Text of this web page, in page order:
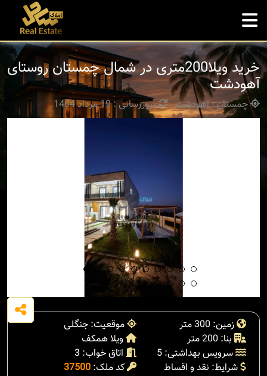
خرید ویلا200متری در شمال چمستان روستای
آهودشت
چمستان - اهودشت بروزرسانی : 19 مرداد 1404
زمین: 300 متر
موقعیت: جنگلی
بنا: 200 متر
ویلا همکف
سرویس بهداشتی: 5
اتاق خواب: 3
شرایط: نقد و اقساط
کد ملک: 37500